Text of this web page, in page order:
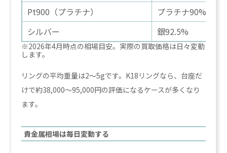
Pt900（プラチナ）
プラチナ90%
シルバー
銀92.5%
※2026年4月時点の相場目安。実際の買取価格は日々変動
します。
リングの平均重量は2〜5gです。K18リングなら、台座だ
けで約38,000〜95,000円の評価になるケースが多くなり
ます。
貴金属相場は毎日変動する